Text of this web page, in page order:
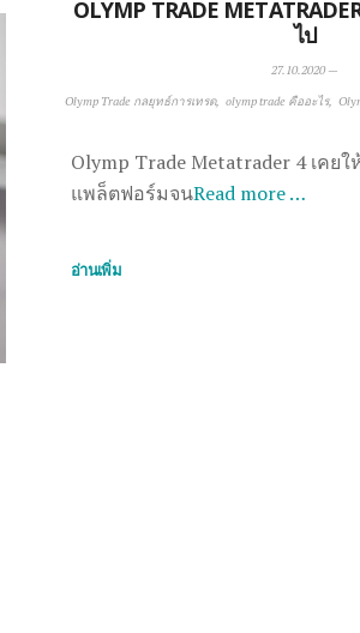
OLYMP TRADE
ไป
27.10.2020 —
Olymp Trade กลยุทธ์การเทรด
olymp trade คืออะไร
Olymp Trade Metatrader 4 เคย
แพล็ตฟอร์มจนRead more …
อ่านเพิ่ม